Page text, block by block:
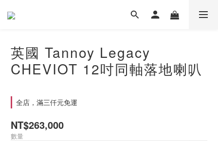
英國 Tannoy Legacy
CHEVIOT 12吋同軸落地喇叭
全店，滿三仟元免運
NT$263,000
數量